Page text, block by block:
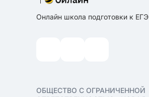
Онлайн школа подготовки к ЕГЭ
ОБЩЕСТВО С ОГРАНИЧЕННОЙ